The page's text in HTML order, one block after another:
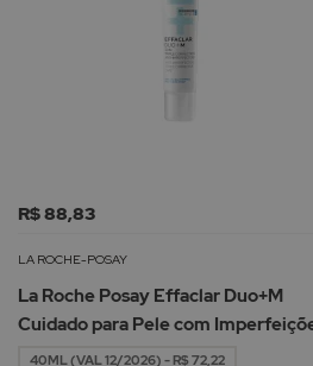
R$ 88,83
LA ROCHE-POSAY
La Roche Posay Effaclar Duo+M
Cuidado para Pele com
40ml
40ML (VAL 12/2026) - R$ 72,22